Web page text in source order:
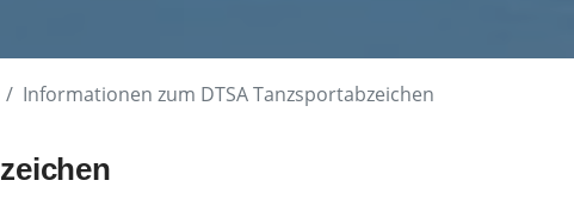
Informationen zum DTSA Tanzsportabzeichen